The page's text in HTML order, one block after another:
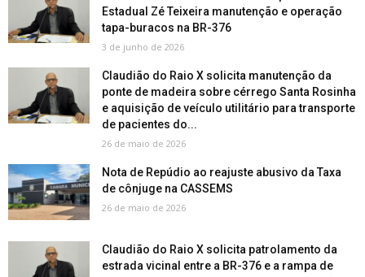
Estadual Zé Teixeira manutenção e operação
tapa-buracos na BR-376
3 de junho de 2026
Claudião do Raio X solicita manutenção da
ponte de madeira sobre cérrego Santa Rosinha
e aquisição de veículo utilitário para transporte
de pacientes do...
26 de maio de 2026
Nota de Repúdio ao reajuste abusivo da Taxa
de cônjuge na CASSEMS
26 de maio de 2026
Claudião do Raio X solicita patrolamento da
estrada vicinal entre a BR-376 e a rampa de